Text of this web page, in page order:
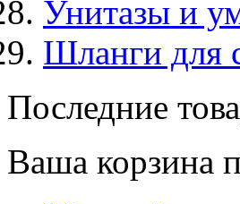
Унитазы и
Шланги для
Последние
Ваша корзина